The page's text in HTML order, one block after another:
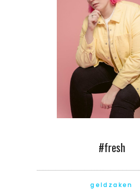
#fresh
geldzaken